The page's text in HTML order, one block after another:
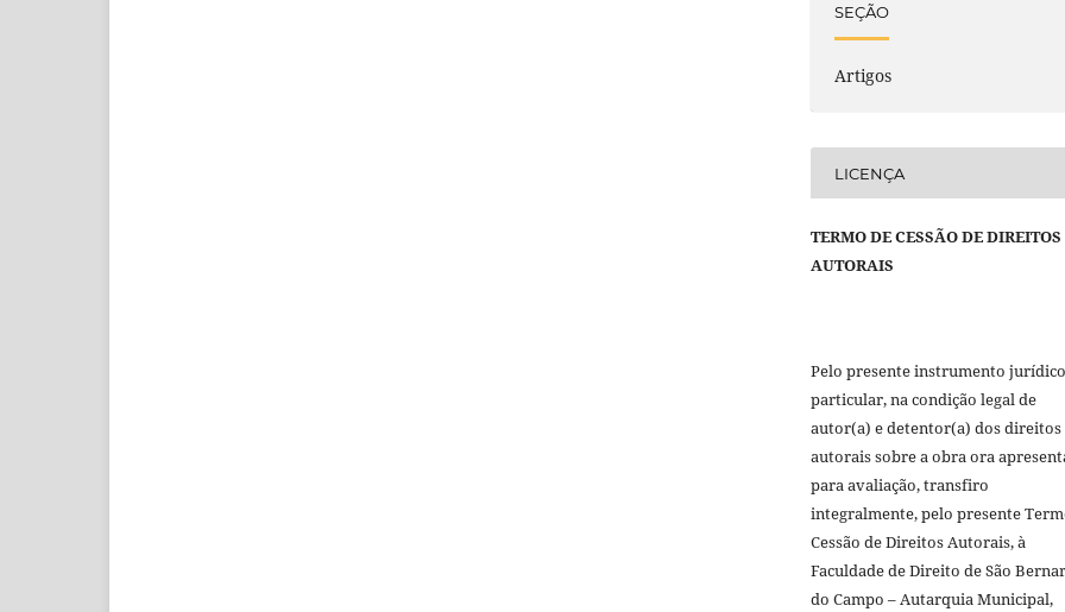
SEÇÃO
Artigos
LICENÇA
TERMO DE CESSÃO DE DIREITOS
AUTORAIS
Pelo presente instrumento jurídico
particular, na condição legal de
autor(a) e detentor(a) dos direitos
autorais sobre a obra ora
para avaliação, transfiro
integralmente, pelo presente
Cessão de Direitos Autorais, à
Faculdade de Direito de São
do Campo – Autarquia Municipal,